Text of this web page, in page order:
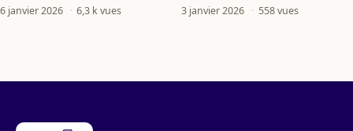
6 janvier 2026 · 6,3 k vues 3 janvier 2026 · 558 vues